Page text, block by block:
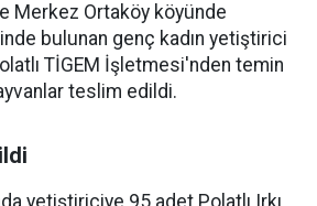
Merkez Ortaköy köyünde
bulunan genç kadın yetiştirici
TİGEM İşletmesi'nden temin
teslim edildi.
yetiştiriciye 95 adet Polatlı Irkı